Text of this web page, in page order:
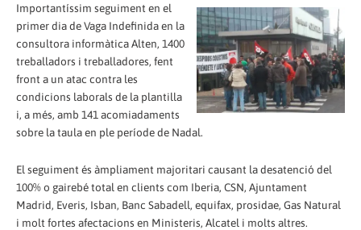
Importantíssim seguiment en el
primer dia de Vaga Indefinida en la
consultora informàtica Alten, 1400
treballadors i treballadores, fent
front a un atac contra les
condicions laborals de la plantilla
i, a més, amb 141 acomiadaments
sobre la taula en ple període de Nadal.
El seguiment és àmpliament majoritari causant la desatenció del
100% o gairebé total en clients com Iberia, CSN, Ajuntament
Madrid, Everis, Isban, Banc Sabadell, equifax, prosidae, Gas Natural
i molt fortes afectacions en Ministeris, Alcatel i molts altres.